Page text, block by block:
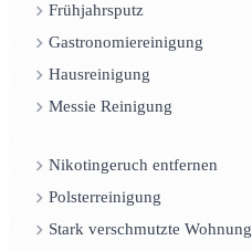
Frühjahrsputz
Gastronomiereinigung
Hausreinigung
Messie Reinigung
Nikotingeruch entfernen
Polsterreinigung
Stark verschmutzte Wohnung